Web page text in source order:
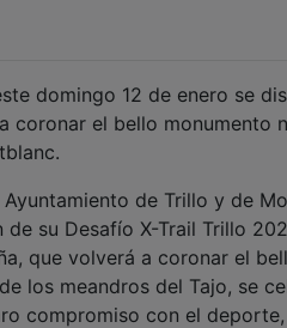
domingo 12 de enero se
coronar el bello monumento
de Trillo y de
su Desafío X-Trail Trillo
que volverá a coronar el
los meandros del Tajo, se
compromiso con el